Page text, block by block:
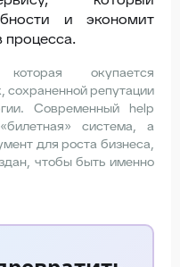
и экономит
процесса.
окупается
сохраненной репутации
Современный help
система, а
для роста бизнеса,
чтобы быть именно